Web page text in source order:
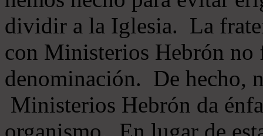
dividir a la Iglesia. La
con Ministerios Hebrón no
denominación. De hecho,
Ministerios Hebrón da